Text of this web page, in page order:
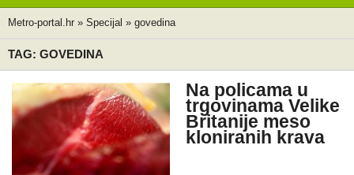
Metro-portal.hr » Specijal » govedina
TAG: GOVEDINA
Na policama u
trgovinama Velike
Britanije meso
kloniranih krava